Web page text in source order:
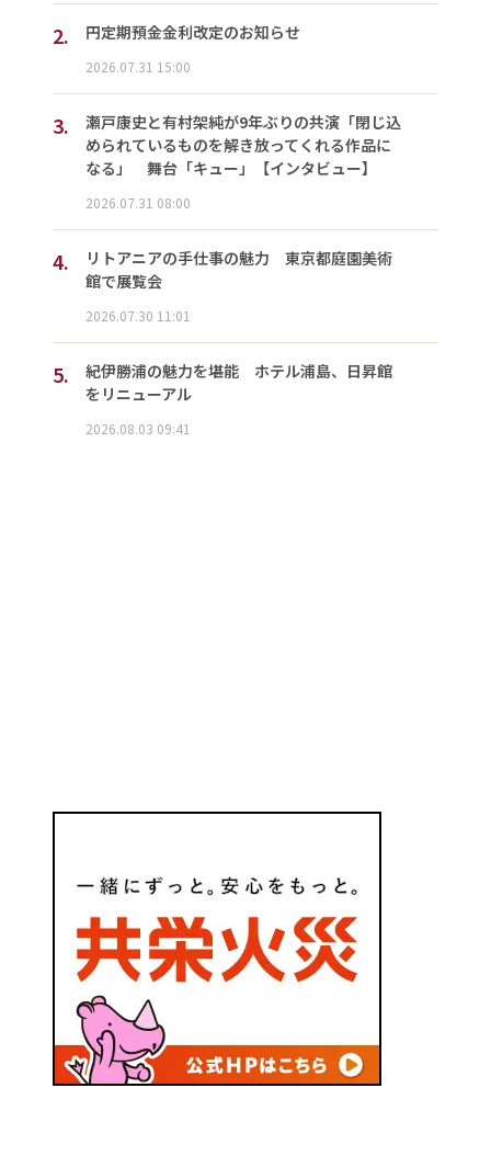
2. 円定期預金金利改定のお知らせ
2026.07.31 15:00
3.
瀬戸康史と有村架純が9年ぶりの共演「閉じ込
められているものを解き放ってくれる作品に
なる」 舞台「キュー」【インタビュー】
2026.07.31 08:00
4.
リトアニアの手仕事の魅力 東京都庭園美術
館で展覧会
2026.07.30 11:01
5.
紀伊勝浦の魅力を堪能 ホテル浦島、日昇館
をリニューアル
2026.08.03 09:41